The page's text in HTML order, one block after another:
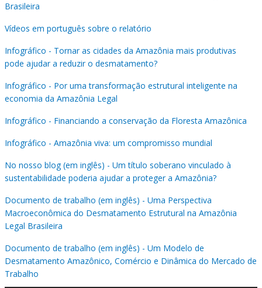
Brasileira
Vídeos em português sobre o relatório
Infográfico - Tornar as cidades da Amazônia mais produtivas
pode ajudar a reduzir o desmatamento?
Infográfico - Por uma transformação estrutural inteligente na
economia da Amazônia Legal
Infográfico - Financiando a conservação da Floresta Amazônica
Infográfico - Amazônia viva: um compromisso mundial
No nosso blog (em inglês) - Um título soberano vinculado à
sustentabilidade poderia ajudar a proteger a Amazônia?
Documento de trabalho (em inglês) - Uma Perspectiva
Macroeconômica do Desmatamento Estrutural na Amazônia
Legal Brasileira
Documento de trabalho (em inglês) - Um Modelo de
Desmatamento Amazônico, Comércio e Dinâmica do Mercado de
Trabalho